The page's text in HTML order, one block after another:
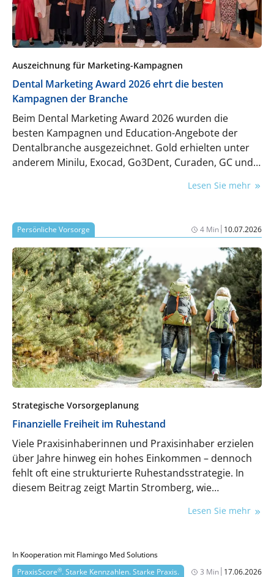
Auszeichnung für Marketing-Kampagnen
Dental Marketing Award 2026 ehrt die besten
Kampagnen der Branche
Beim Dental Marketing Award 2026 wurden die
besten Kampagnen und Education-Angebote der
Dentalbranche ausgezeichnet. Gold erhielten unter
anderem Minilu, Exocad, Go3Dent, Curaden, GC und
Lesen Sie mehr
Persönliche Vorsorge 4 Min| 10.07.2026
Strategische Vorsorgeplanung
Finanzielle Freiheit im Ruhestand
Viele Praxisinhaberinnen und Praxisinhaber erzielen
über Jahre hinweg ein hohes Einkommen – dennoch
fehlt oft eine strukturierte Ruhestandsstrategie. In
diesem Beitrag zeigt Martin Stromberg, wie
und Risiken systematisch planen können.Lesen Sie mehr
In Kooperation mit Flamingo Med Solutions
PraxisScore®. Starke Kennzahlen. Starke Praxis. 3 Min| 17.06.2026